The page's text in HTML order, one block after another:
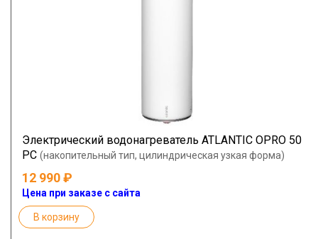
Электрический водонагреватель ATLANTIC OPRO 50
PC (накопительный тип, цилиндрическая узкая форма)
12 990
Цена при заказе с сайта
В корзину